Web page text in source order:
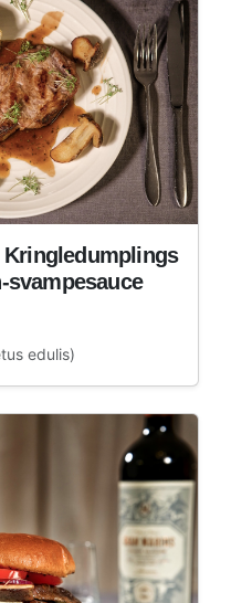
Kringledumplings
svampesauce
edulis)